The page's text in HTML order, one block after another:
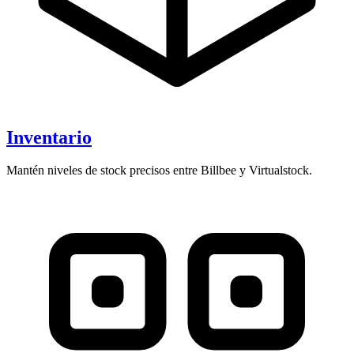
Inventario
Mantén niveles de stock precisos entre Billbee y Virtualstock.